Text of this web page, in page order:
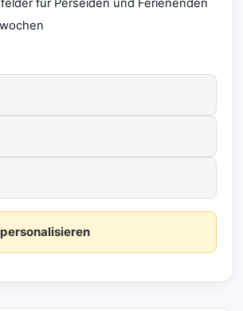
für Perseiden und Ferienenden